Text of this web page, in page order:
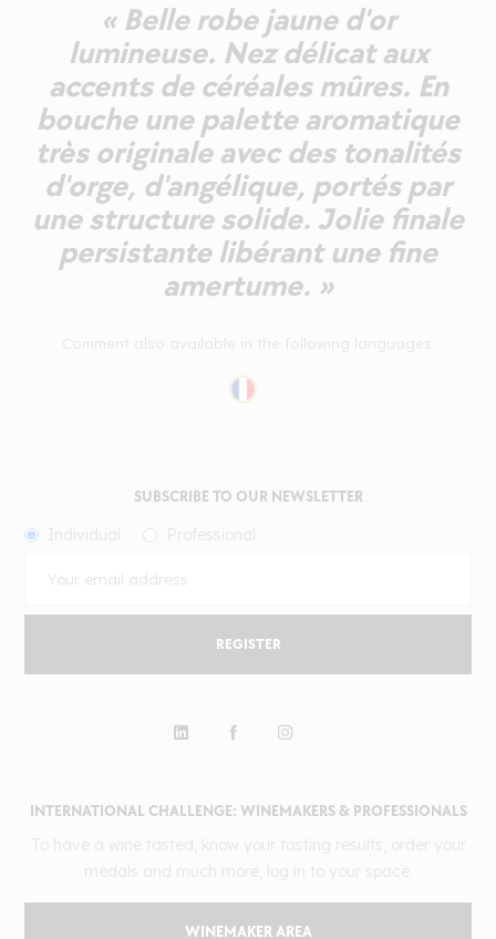
« Belle robe jaune d'or
lumineuse. Nez délicat aux
accents de céréales mûres. En
bouche une palette aromatique
très originale avec des tonalités
d'orge, d'angélique, portés par
une structure solide. Jolie finale
persistante libérant une fine
amertume. »
INTERNATIONAL CHALLENGE: WINEMAKERS & PROFESSIONALS
WINEMAKER AREA
SUBSCRIBE TO OUR NEWSLETTER
REGISTER